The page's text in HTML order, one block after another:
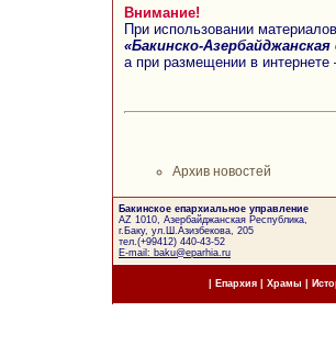
Внимание!
При использовании
«Бакинско-
а при размещении в
Архив новостей
Бакинское епархиальное управление
AZ 1010, Азербайджанская Республика,
г.Баку, ул.Ш.Азизбекова, 205
тел.(+99412) 440-43-52
E-mail: baku@eparhia.ru
Епархия| Храмы